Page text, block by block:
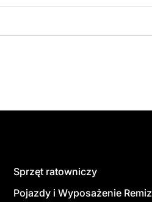
Sprzęt ratowniczy
Pojazdy i Wyposażenie Remiz